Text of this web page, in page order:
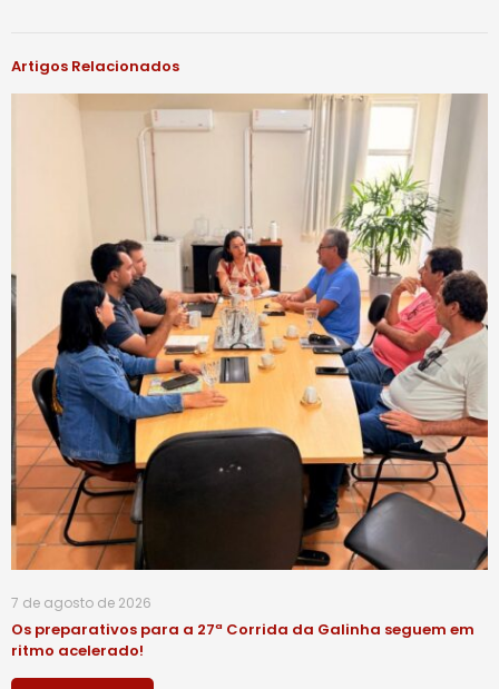
Artigos Relacionados
7 de agosto de 2026
Os preparativos para a 27ª Corrida da Galinha seguem em
ritmo acelerado!